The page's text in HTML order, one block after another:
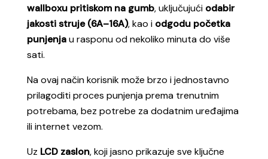
wallboxu pritiskom na gumb, uključujući odabir
jakosti struje (6A–16A), kao i odgodu početka
punjenjau rasponu od nekoliko minuta do više
sati.
Na ovaj način korisnik može brzo i jednostavno
prilagoditi proces punjenja prema trenutnim
potrebama, bez potrebe za dodatnim uređajima
ili internet vezom.
Uz LCD zaslon, koji jasno prikazuje sve ključne